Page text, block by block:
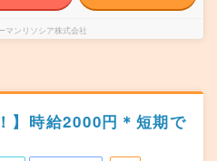
マンリソシア株式会社
】時給2000円＊短期で